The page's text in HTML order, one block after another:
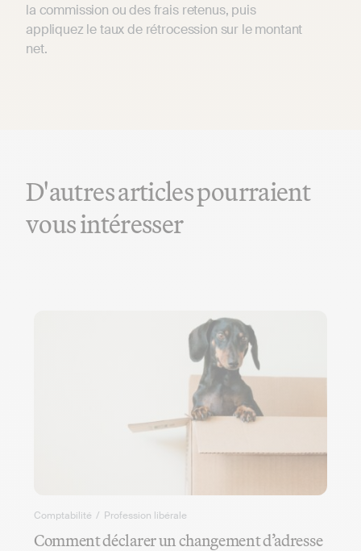
la commission ou des frais retenus, puis
appliquez le taux de rétrocession sur le montant
net.
D'autres articles pourraient
vous intéresser
Comptabilité / Profession libérale
Comment déclarer un changement d’adresse